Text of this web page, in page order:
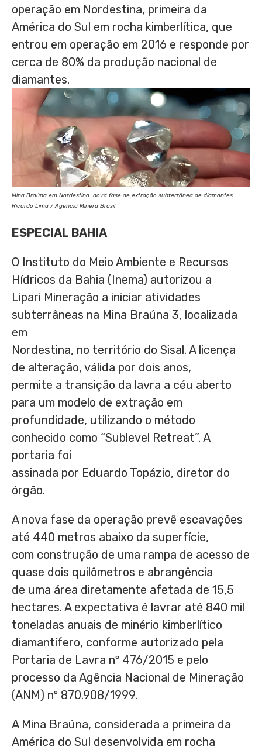
operação em Nordestina, primeira da
América do Sul em rocha kimberlítica, que
entrou em operação em 2016 e responde por
cerca de 80% da produção nacional de
diamantes.
Mina Braúna em Nordestina: nova fase de extração subterrânea de diamantes.
Ricardo Lima / Agência Minera Brasil
ESPECIAL BAHIA
O Instituto do Meio Ambiente e Recursos
Hídricos da Bahia (Inema) autorizou a
Lipari Mineração a iniciar atividades
subterrâneas na Mina Braúna 3, localizada
em
Nordestina, no território do Sisal. A licença
de alteração, válida por dois anos,
permite a transição da lavra a céu aberto
para um modelo de extração em
profundidade, utilizando o método
conhecido como “Sublevel Retreat”. A
portaria foi
assinada por Eduardo Topázio, diretor do
órgão.
A nova fase da operação prevê escavações
até 440 metros abaixo da superfície,
com construção de uma rampa de acesso de
quase dois quilômetros e abrangência
de uma área diretamente afetada de 15,5
hectares. A expectativa é lavrar até 840 mil
toneladas anuais de minério kimberlítico
diamantífero, conforme autorizado pela
Portaria de Lavra nº 476/2015 e pelo
processo da Agência Nacional de Mineração
(ANM) nº 870.908/1999.
A Mina Braúna, considerada a primeira da
América do Sul desenvolvida em rocha